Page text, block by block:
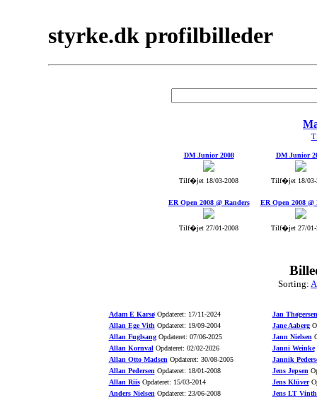
styrke.dk profilbilleder
DM Junior 2008
Tilf�jet 18/03-2008
DM Junior
Tilf�jet 18/03-
ER Open 2008 @ Randers
Tilf�jet 27/01-2008
ER Open 2008 @
Tilf�jet 27/01-
Sorting:
Adam E KarsøOpdateret: 17/11-2024
Allan Ege Vith Opdateret: 19/09-2004
Allan FuglsangOpdateret: 07/06-2025
Allan KornvalOpdateret: 02/02-2026
Allan Otto Madsen Opdateret: 30/08-2005
Allan Pedersen Opdateret: 18/01-2008
Allan RiisOpdateret: 15/03-2014
Anders Nielsen Opdateret: 23/06-2008
Jan Thøgersen
Jane Aaberg
Jann Nielsen
Janni Weinke
Jannik
Jens Jepsen
Jens Klüver
Jens LT